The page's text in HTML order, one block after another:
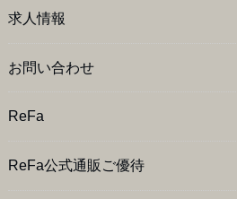
求人情報
お問い合わせ
ReFa
ReFa公式通販ご優待